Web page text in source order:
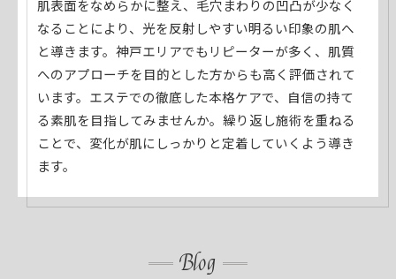
肌表面をなめらかに整え、毛穴まわりの凹凸が少なく
なることにより、光を反射しやすい明るい印象の肌へ
と導きます。神戸エリアでもリピーターが多く、肌質
へのアプローチを目的とした方からも高く評価されて
います。エステでの徹底した本格ケアで、自信の持て
る素肌を目指してみませんか。繰り返し施術を重ねる
ことで、変化が肌にしっかりと定着していくよう導き
ます。
Blog